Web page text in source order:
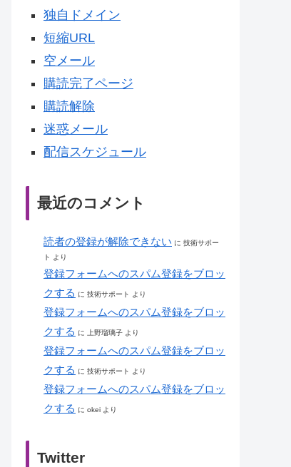
独自ドメイン
短縮URL
空メール
購読完了ページ
購読解除
迷惑メール
配信スケジュール
最近のコメント
読者の登録が解除できない に 技術サポー
ト
より
登録フォームへのスパム登録をブロッ
クする に 技術サポート より
登録フォームへのスパム登録をブロッ
クする に 上野瑠璃子 より
登録フォームへのスパム登録をブロッ
クする に 技術サポート より
登録フォームへのスパム登録をブロッ
クする に okei より
Twitter